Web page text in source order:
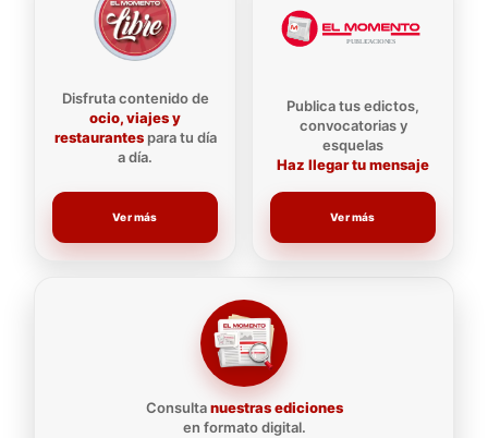
Disfruta contenido de
ocio, viajes y
restaurantespara tu día
a día.
Ver más
Consultanuestras ediciones
en formato digital.
Publica tus edictos,
convocatorias y
esquelas
Haz llegar tu mensaje
Ver más